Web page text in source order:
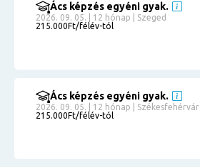
Ács képzés egyéni gyak.
2026. 09. 05. | 12 hónap | Szeged
215.000Ft/félév-tól
Ács képzés egyéni gyak.
2026. 09. 05. | 12 hónap | Székesfehérvár
215.000Ft/félév-tól